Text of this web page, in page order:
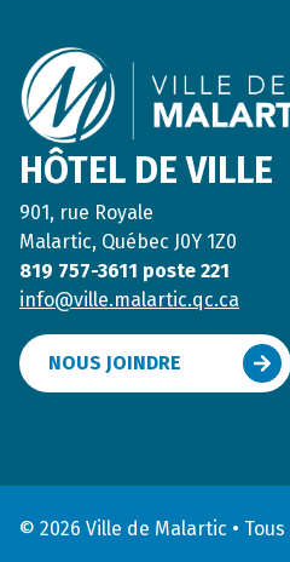
HÔTEL DE VILLE
901, rue Royale
Malartic, Québec J0Y 1Z0
819 757-3611 poste 221
info@ville.malartic.qc.ca
NOUS JOINDRE
© 2026 Ville de Malartic •